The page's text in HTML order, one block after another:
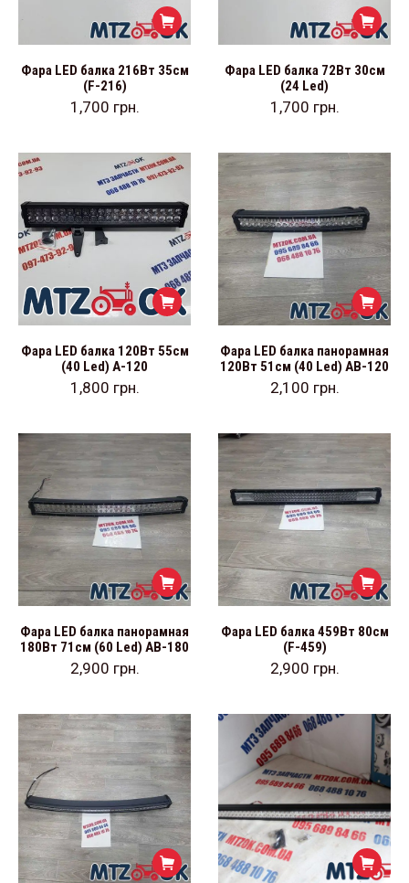
Фара LED балка 216Вт 35см
(F-216)
1,700 грн.
Фара LED балка 72Вт 30см
(24 Led)
1,700 грн.
Фара LED балка 120Вт 55см
(40 Led) А-120
1,800 грн.
Фара LED балка панорамная
120Вт 51см (40 Led) АВ-120
2,100 грн.
Фара LED балка панорамная
180Вт 71см (60 Led) АВ-180
2,900 грн.
Фара LED балка 459Вт 80см
(F-459)
2,900 грн.